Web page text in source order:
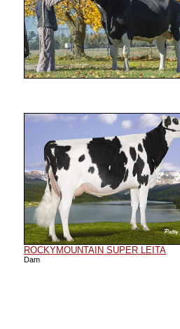
ROCKYMOUNTAIN SUPER LEITA
Dam